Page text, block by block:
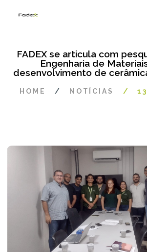
FADEX se articula com
Engenharia de
desenvolvimento de
HOME NOTÍCIAS